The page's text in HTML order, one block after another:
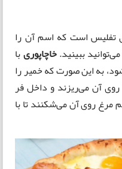
تفلیس است که اسم آن را
ببینید.خاچاپوریبا
به این صورت که خمیر را
آن می‌ریزند و داخل فر
مرغ روی آن می‌شکنند تا با